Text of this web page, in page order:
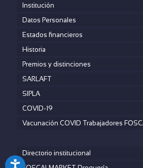
Institución
Datos Personales
Estados financieros
Historia
Premios y distinciones
SARLAFT
SIPLA
COVID-19
Vacunación COVID Trabajadores
Directorio institucional